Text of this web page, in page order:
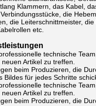
Klammern, das Kabel,
die
die Leiterschnittmeister, die
etc.
technische
Artikel zu treffen.
beim Produzieren, die
Bildes für jedes Schritte
technische
Artikel zu treffen.
beim Produzieren, die